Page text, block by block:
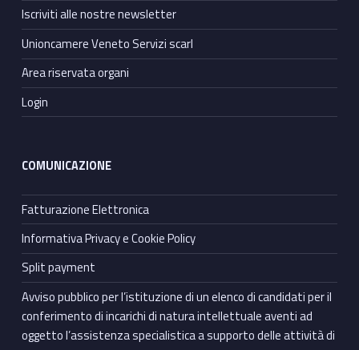
Iscriviti alle nostre newsletter
Unioncamere Veneto Servizi scarl
Area riservata organi
Login
COMUNICAZIONE
Fatturazione Elettronica
Informativa Privacy e Cookie Policy
Split payment
Avviso pubblico per l’istituzione di un elenco di candidati per il
conferimento di incarichi di natura intellettuale aventi ad
oggetto l’assistenza specialistica a supporto delle attività di